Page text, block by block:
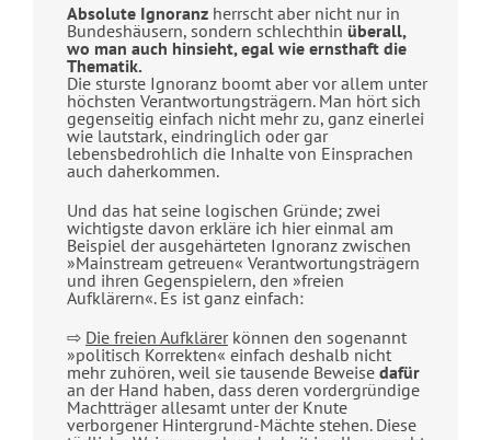
Absolute Ignoranz herrscht aber nicht nur in
Bundeshäusern, sondern schlechthin überall,
wo man auch hinsieht, egal wie ernsthaft die
Thematik.
Die sturste Ignoranz boomt aber vor allem unter
höchsten Verantwortungsträgern. Man hört sich
gegenseitig einfach nicht mehr zu, ganz einerlei
wie lautstark, eindringlich oder gar
lebensbedrohlich die Inhalte von Einsprachen
auch daherkommen.
Und das hat seine logischen Gründe; zwei
wichtigste davon erkläre ich hier einmal am
Beispiel der ausgehärteten Ignoranz zwischen
»Mainstream getreuen« Verantwortungsträgern
und ihren Gegenspielern, den »freien
Aufklärern«. Es ist ganz einfach:
⇨ Die freien Aufklärerkönnen den sogenannt
»politisch Korrekten« einfach deshalb nicht
mehr zuhören, weil sie tausende Beweise dafür
an der Hand haben, dass deren vordergründige
Machtträger allesamt unter der Knute
verborgener Hintergrund-Mächte stehen. Diese